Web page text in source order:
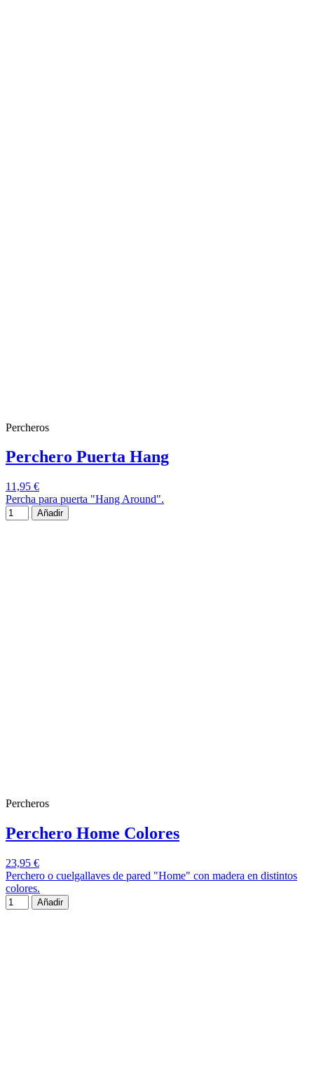
Percheros
Perchero Puerta Hang
11,95 €
Percha para puerta "Hang Around".
Añadir
Percheros
Perchero Home Colores
23,95 €
Perchero o cuelgallaves de pared "Home" con madera en distintos
colores.
Añadir